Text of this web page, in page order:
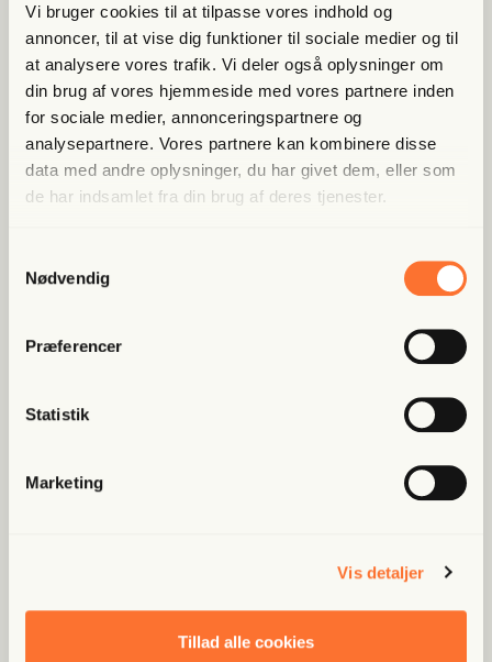
Vi bruger cookies til at tilpasse vores indhold og
annoncer, til at vise dig funktioner til sociale medier og til
at analysere vores trafik. Vi deler også oplysninger om
din brug af vores hjemmeside med vores partnere inden
for sociale medier, annonceringspartnere og
analysepartnere. Vores partnere kan kombinere disse
data med andre oplysninger, du har givet dem, eller som
de har indsamlet fra din brug af deres tjenester.
Nødvendig
Præferencer
Statistik
Marketing
Vis detaljer
Tillad alle cookies
Bliv med­lem og spar nu
Allerede medlem?Log ind her.
Populære artikler
Fri Finans
spid­ser og er ble­vet hædret for
Han var strå­mand i rock­er­re­la­
te­ret fak­tura­fa­brik: “Jeg skal...